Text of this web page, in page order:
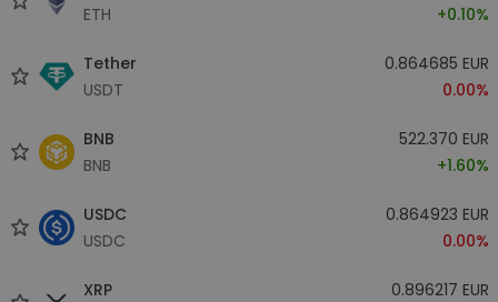
ETH
+0.10%
Tether
USDT
0.864685 EUR
0.00%
BNB
BNB
522.370 EUR
+1.60%
USDC
USDC
0.864923 EUR
0.00%
XRP
0.896217 EUR